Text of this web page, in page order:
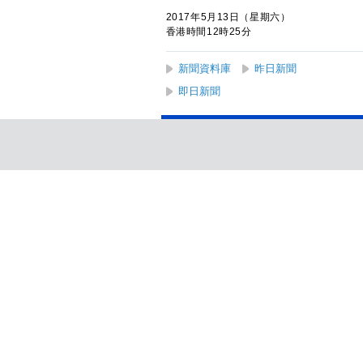
2017年5月13日（星期六）
香港時間12時25分
新聞資料庫 昨日新聞
即日新聞